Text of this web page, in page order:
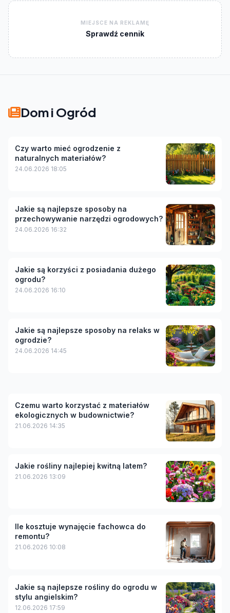
MIEJSCE NA REKLAMĘ
Sprawdź cennik
Dom i Ogród
Czy warto mieć ogrodzenie z
naturalnych materiałów?
24.06.2026 18:05
Jakie są najlepsze sposoby na
przechowywanie narzędzi ogrodowych?
24.06.2026 16:32
Jakie są korzyści z posiadania dużego
ogrodu?
24.06.2026 16:10
Jakie są najlepsze sposoby na relaks w
ogrodzie?
24.06.2026 14:45
Czemu warto korzystać z materiałów
ekologicznych w budownictwie?
21.06.2026 14:35
Jakie rośliny najlepiej kwitną latem?
21.06.2026 13:09
Ile kosztuje wynajęcie fachowca do
remontu?
21.06.2026 10:08
Jakie są najlepsze rośliny do ogrodu w
stylu angielskim?
12.06.2026 17:59